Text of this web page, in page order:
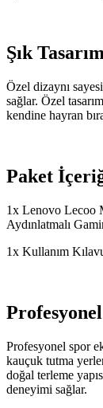
Şık
Özel dizaynı
sağlar. Özel
kendine hayran
Paket
1x Lenovo Lecoo
Aydınlatmalı
1x Kullanım
Profesyonel spor
kauçuk tutma
doğal terleme
deneyimi sağlar.